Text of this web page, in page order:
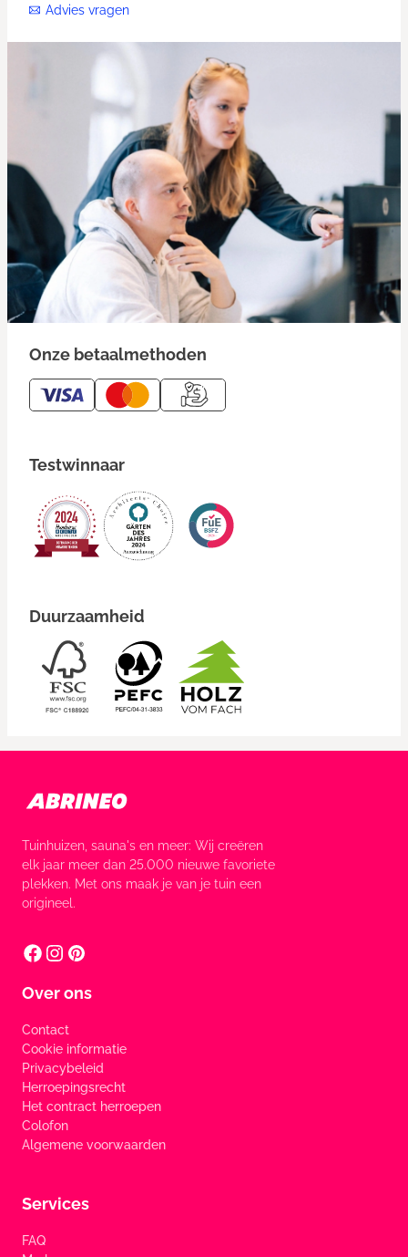
Advies vragen
Onze betaalmethoden
Testwinnaar
Duurzaamheid
Tuinhuizen, sauna's en meer: Wij creëren
elk jaar meer dan 25.000 nieuwe favoriete
plekken. Met ons maak je van je tuin een
origineel.
Over ons
Contact
Cookie informatie
Privacybeleid
Herroepingsrecht
Het contract herroepen
Colofon
Algemene voorwaarden
Services
FAQ